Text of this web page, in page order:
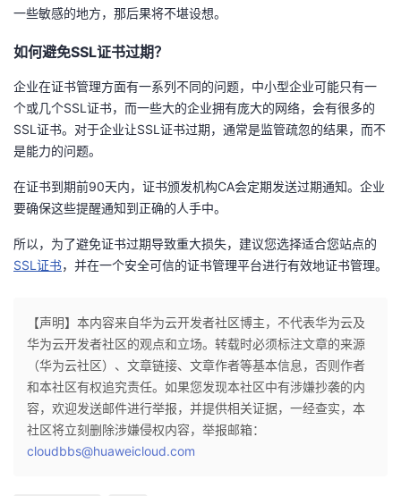
课
程
的
认
证
我
的
实
验
我
的
收
藏
术
支
持
云
声
建
议
一些敏感的地方，那后果将不堪设想。
如何避免SSL证书过期？
企业在证书管理方面有一系列不同的问题，中小型企业可能只有一
个或几个SSL证书，而一些大的企业拥有庞大的网络，会有很多的
SSL证书。对于企业让SSL证书过期，通常是监管疏忽的结果，而不
是能力的问题。
在证书到期前90天内，证书颁发机构CA会定期发送过期通知。企业
要确保这些提醒通知到正确的人手中。
所以，为了避免证书过期导致重大损失，建议您选择适合您站点的
SSL证书，并在一个安全可信的证书管理平台进行有效地证书管理。
【声明】本内容来自华为云开发者社区博主，不代表华为云及
华为云开发者社区的观点和立场。转载时必须标注文章的来源
（华为云社区）、文章链接、文章作者等基本信息，否则作者
和本社区有权追究责任。如果您发现本社区中有涉嫌抄袭的内
容，欢迎发送邮件进行举报，并提供相关证据，一经查实，本
社区将立刻删除涉嫌侵权内容，举报邮箱：
cloudbbs@huaweicloud.com